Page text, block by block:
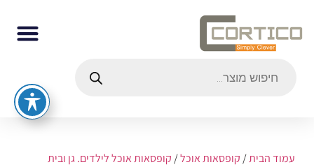
עמוד הבית/קופסאות אוכל/קופסאות אוכל לילדים. גן ובית